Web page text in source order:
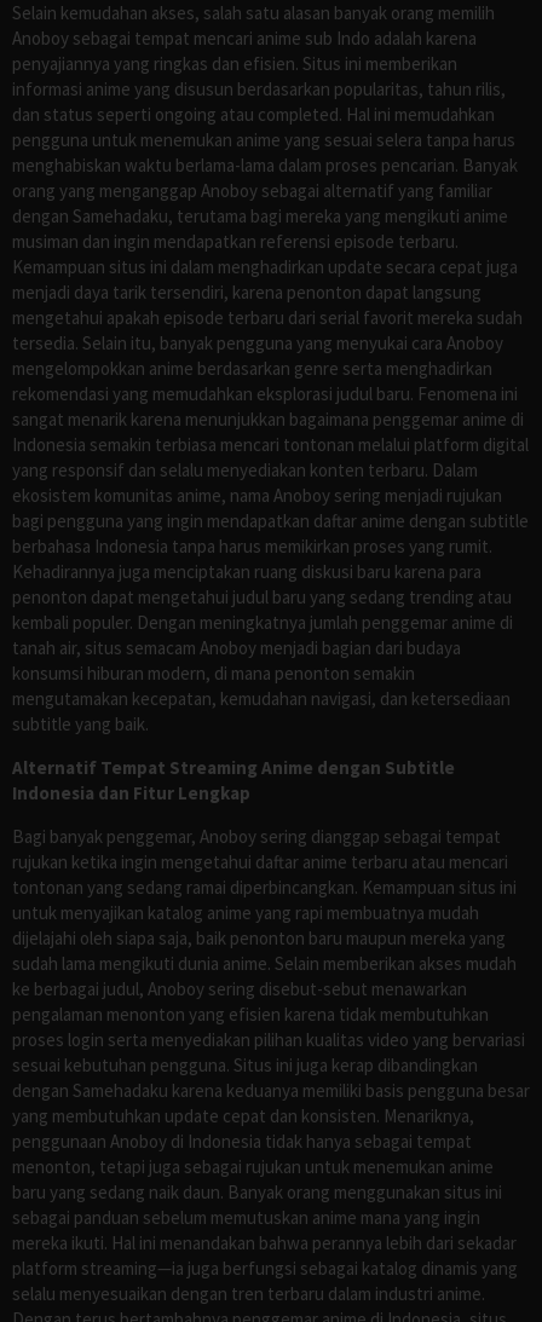
Selain kemudahan akses, salah satu alasan banyak orang memilih
Anoboy sebagai tempat mencari anime sub Indo adalah karena
penyajiannya yang ringkas dan efisien. Situs ini memberikan
informasi anime yang disusun berdasarkan popularitas, tahun rilis,
dan status seperti ongoing atau completed. Hal ini memudahkan
pengguna untuk menemukan anime yang sesuai selera tanpa harus
menghabiskan waktu berlama-lama dalam proses pencarian. Banyak
orang yang menganggap Anoboy sebagai alternatif yang familiar
dengan Samehadaku, terutama bagi mereka yang mengikuti anime
musiman dan ingin mendapatkan referensi episode terbaru.
Kemampuan situs ini dalam menghadirkan update secara cepat juga
menjadi daya tarik tersendiri, karena penonton dapat langsung
mengetahui apakah episode terbaru dari serial favorit mereka sudah
tersedia. Selain itu, banyak pengguna yang menyukai cara Anoboy
mengelompokkan anime berdasarkan genre serta menghadirkan
rekomendasi yang memudahkan eksplorasi judul baru. Fenomena ini
sangat menarik karena menunjukkan bagaimana penggemar anime di
Indonesia semakin terbiasa mencari tontonan melalui platform digital
yang responsif dan selalu menyediakan konten terbaru. Dalam
ekosistem komunitas anime, nama Anoboy sering menjadi rujukan
bagi pengguna yang ingin mendapatkan daftar anime dengan subtitle
berbahasa Indonesia tanpa harus memikirkan proses yang rumit.
Kehadirannya juga menciptakan ruang diskusi baru karena para
penonton dapat mengetahui judul baru yang sedang trending atau
kembali populer. Dengan meningkatnya jumlah penggemar anime di
tanah air, situs semacam Anoboy menjadi bagian dari budaya
konsumsi hiburan modern, di mana penonton semakin
mengutamakan kecepatan, kemudahan navigasi, dan ketersediaan
subtitle yang baik.
Alternatif Tempat Streaming Anime dengan Subtitle
Indonesia dan Fitur Lengkap
Bagi banyak penggemar, Anoboy sering dianggap sebagai tempat
rujukan ketika ingin mengetahui daftar anime terbaru atau mencari
tontonan yang sedang ramai diperbincangkan. Kemampuan situs ini
untuk menyajikan katalog anime yang rapi membuatnya mudah
dijelajahi oleh siapa saja, baik penonton baru maupun mereka yang
sudah lama mengikuti dunia anime. Selain memberikan akses mudah
ke berbagai judul, Anoboy sering disebut-sebut menawarkan
pengalaman menonton yang efisien karena tidak membutuhkan
proses login serta menyediakan pilihan kualitas video yang bervariasi
sesuai kebutuhan pengguna. Situs ini juga kerap dibandingkan
dengan Samehadaku karena keduanya memiliki basis pengguna besar
yang membutuhkan update cepat dan konsisten. Menariknya,
penggunaan Anoboy di Indonesia tidak hanya sebagai tempat
menonton, tetapi juga sebagai rujukan untuk menemukan anime
baru yang sedang naik daun. Banyak orang menggunakan situs ini
sebagai panduan sebelum memutuskan anime mana yang ingin
mereka ikuti. Hal ini menandakan bahwa perannya lebih dari sekadar
platform streaming—ia juga berfungsi sebagai katalog dinamis yang
selalu menyesuaikan dengan tren terbaru dalam industri anime.